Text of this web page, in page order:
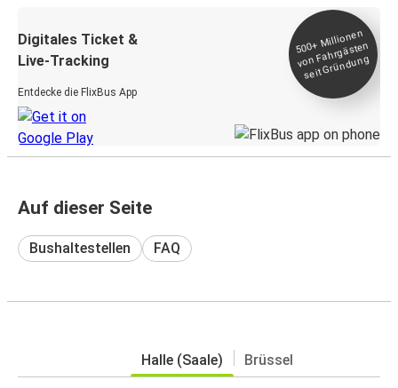
Digitales Ticket &
Live-Tracking
Entdecke die FlixBus App
500+
Millionen
von Fahrgästen
seit
Gründung
Auf dieser Seite
Bushaltestellen FAQ
Halle (Saale) Brüssel